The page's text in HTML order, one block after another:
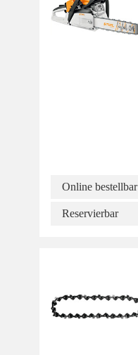
Online bestellbar
Reservierbar